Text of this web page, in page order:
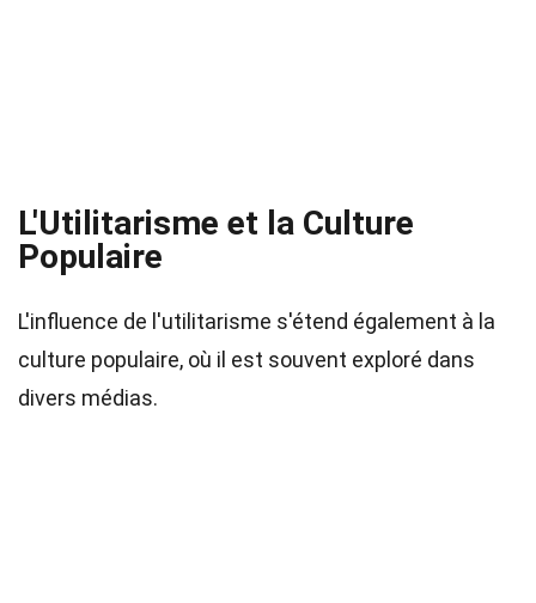
L'Utilitarisme et la Culture
Populaire
L'influence de l'utilitarisme s'étend également à la
culture populaire, où il est souvent exploré dans
divers médias.